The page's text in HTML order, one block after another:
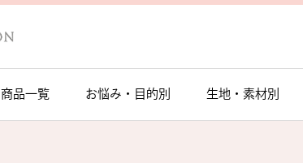
商品一覧 お悩み・目的別 生地・素材別